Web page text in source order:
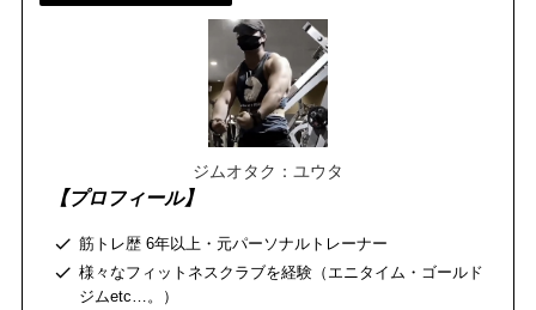
ジムオタク：ユウタ
【プロフィール】
筋トレ歴 6年以上・元パーソナルトレーナー
様々なフィットネスクラブを経験（エニタイム・ゴールド
ジムetc…。）